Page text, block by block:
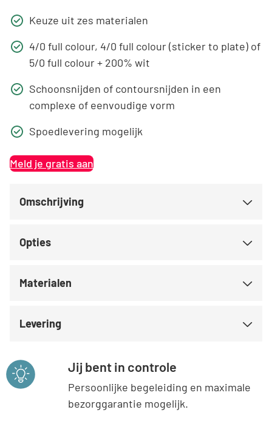
Keuze uit zes materialen
4/0 full colour, 4/0 full colour (sticker to plate) of
5/0 full colour + 200% wit
Schoonsnijden of contoursnijden in een
complexe of eenvoudige vorm
Spoedlevering mogelijk
Meld je gratis aan
Omschrijving
Opties
Materialen
Levering
Jij bent in controle
Persoonlijke begeleiding en maximale
bezorggarantie mogelijk.